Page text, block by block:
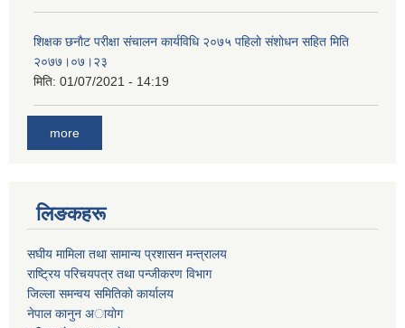
शिक्षक छनाैट परीक्षा संचालन कार्यविधि २०७५ पहिलाे स‌ंशाेधन सहित मिति
२०७७।०७।२३
मिति: 01/07/2021 - 14:19
more
लिङकहरू
स‌घीय मामिला तथा सामान्य प्रशासन मन्त्रालय
राष्ट्रिय परिचयपत्र तथा पन्जीकरण विभाग
जिल्ला समन्वय समितिकाे कार्यालय
नेपाल कानुन अायाेग